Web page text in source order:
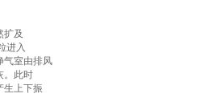
扩及
进入
气室由排风
。此时
生上下振